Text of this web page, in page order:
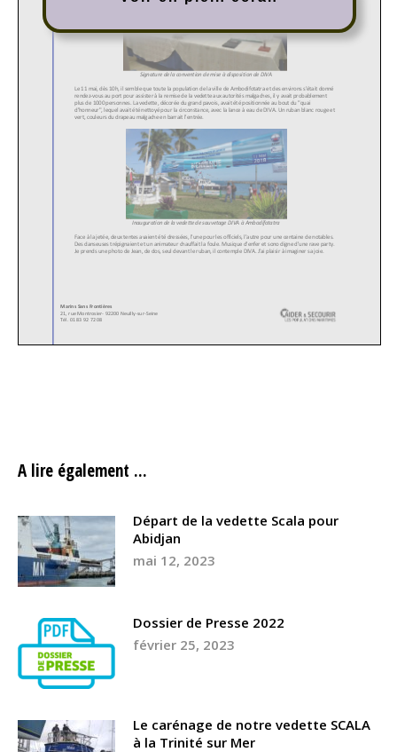
A lire également ...
Départ de la vedette Scala pour
Abidjan
mai 12, 2023
Dossier de Presse 2022
février 25, 2023
Le carénage de notre vedette SCALA
à la Trinité sur Mer